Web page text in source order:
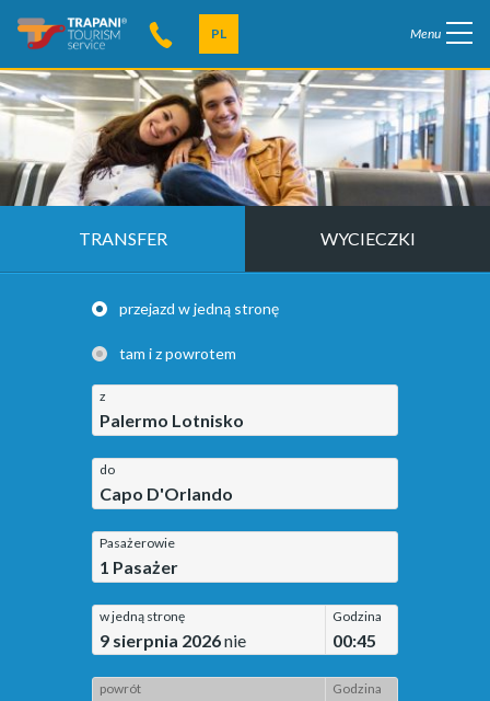
PL Menu
TRANSFER WYCIECZKI
przejazd w jedną stronę
tam i z powrotem
z
Palermo Lotnisko
do
Capo D'Orlando
Pasażerowie
1 Pasażer
w jedną stronę
9 sierpnia 2026nie
Godzina
00:45
powrót Godzina